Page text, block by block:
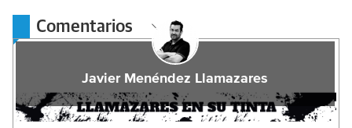
Comentarios
Javier Menéndez Llamazares